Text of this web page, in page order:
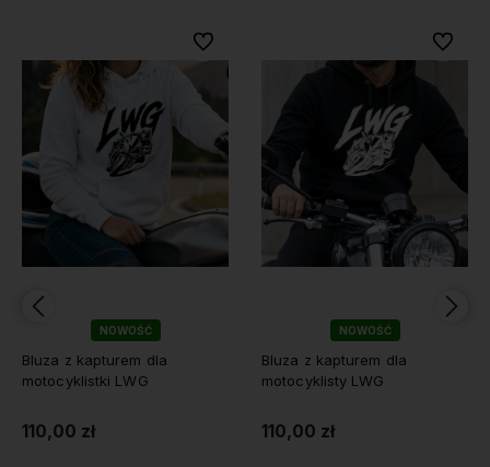
dla
Bluza z kapturem dla
motocyklisty LWG
Bluza z kapturem
motocyklisty I